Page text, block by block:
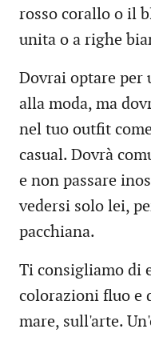
rosso corallo o il
unita o a righe
Dovrai optare per
alla moda, ma
nel tuo outfit
casual. Dovrà
e non passare
vedersi solo lei,
pacchiana.
Ti consigliamo di
colorazioni fluo e
mare, sull'arte.